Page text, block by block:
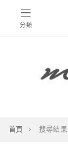
分類
首頁 搜尋結果